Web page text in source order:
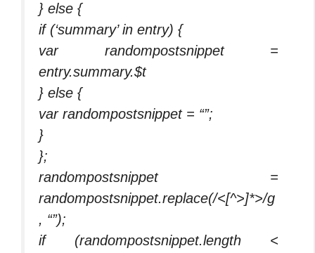
} else {
if (‘summary’ in entry) {
var randompostsnippet =
entry.summary.$t
} else {
var randompostsnippet = “”;
}
};
randompostsnippet =
randompostsnippet.replace(/<[^>]*>/g
, “”);
if (randompostsnippet.length <